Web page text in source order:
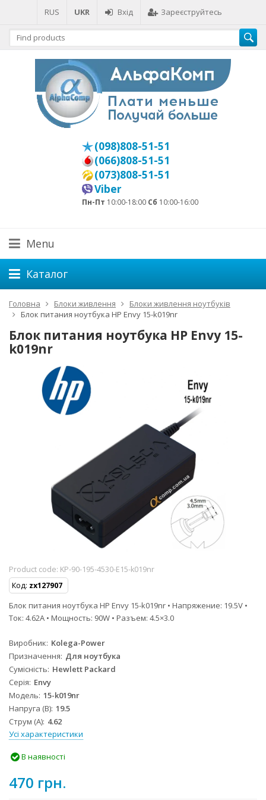
RUS UKR Вхід Зареєструйтесь
(098)808-51-51
(066)808-51-51
(073)808-51-51
Viber
Пн-Пт 10:00-18:00 Сб 10:00-16:00
Menu
Каталог
Головна Блоки живлення
Блоки живлення ноутбуків
Блок питания ноутбука HP Envy 15-k019nr
Блок питания ноутбука HP Envy 15-
k019nr
Product code: KP-90-195-4530-E15-k019nr
Код: zx127907
Блок питания ноутбука HP Envy 15-k019nr • Напряжение: 19.5V •
Ток: 4.62A • Мощность: 90W • Разъем: 4.5×3.0
Виробник Kolega-Power
Призначення Для ноутбука
Сумісність Hewlett Packard
Серія Envy
Модель 15-k019nr
Напруга (В) 19.5
Струм (А) 4.62
Усі характеристики
В наявності
470 грн.